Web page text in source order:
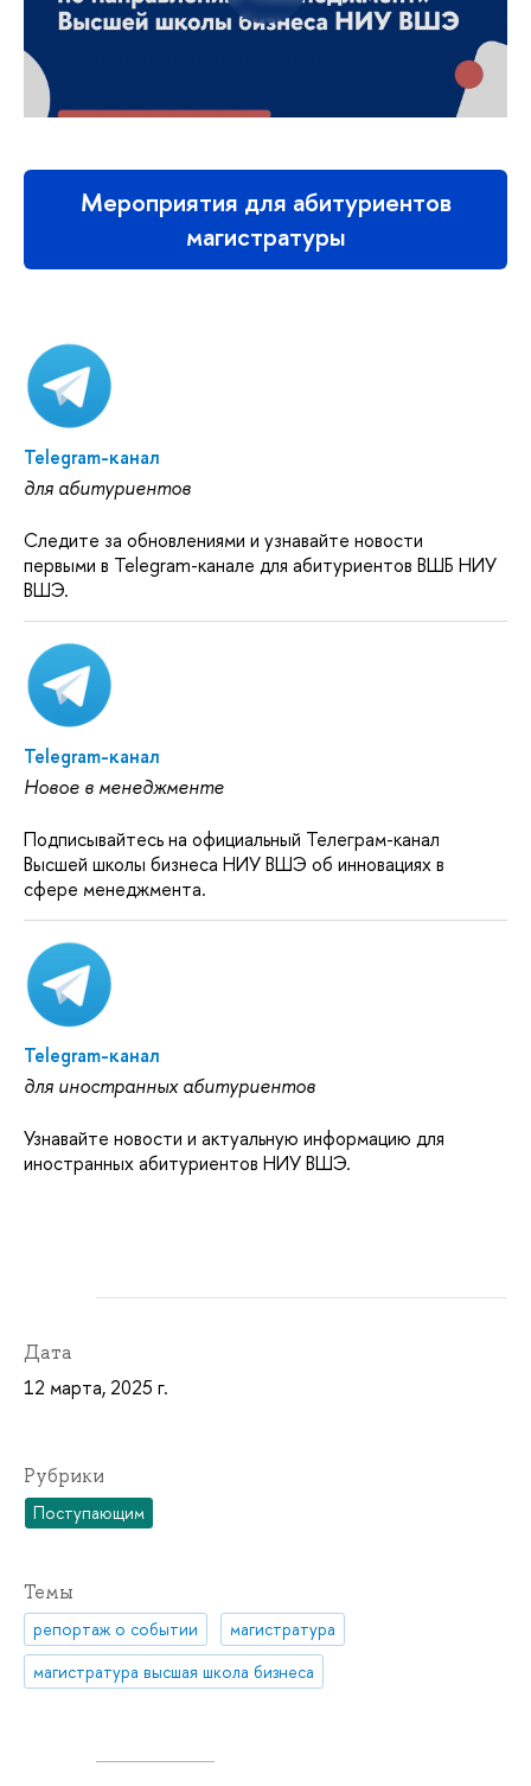
Мероприятия для абитуриентов
магистратуры
Telegram-канал
для абитуриентов
Следите за обновлениями и узнавайте новости
первыми в Telegram-канале для абитуриентов ВШБ НИУ
ВШЭ.
Telegram-канал
Новое в менеджменте
Подписывайтесь на официальный Телеграм-канал
Высшей школы бизнеса НИУ ВШЭ об инновациях в
сфере менеджмента.
Telegram-канал
для иностранных абитуриентов
Узнавайте новости и актуальную информацию для
иностранных абитуриентов НИУ ВШЭ.
Дата
12 марта, 2025 г.
Рубрики
Поступающим
Темы
репортаж о событии
магистратура
магистратура высшая школа бизнеса